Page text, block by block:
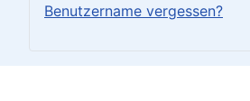
Benutzername vergessen?